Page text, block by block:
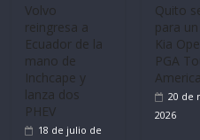
Volvo
reingresa a
Ecuador de la
mano de
Inchcape y
lanza dos
PHEV
18 de julio de
Quito
para
Kia
PGA
20 de
2026